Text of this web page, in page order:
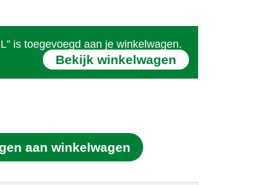
is toegevoegd aan je winkelwagen.
Bekijk winkelwagen
aan winkelwagen